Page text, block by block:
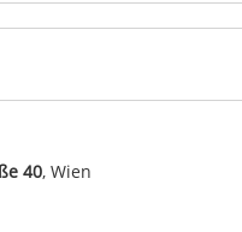
40, Wien